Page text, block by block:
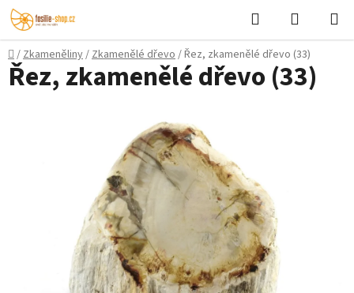
Přejít
na
obsah
Hledat
KOŠÍK
Domů
/Zkameněliny/Zkamenělé dřevo/Řez, zkamenělé dřevo (33)
Řez, zkamenělé dřevo (33)